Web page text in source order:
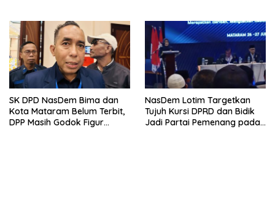
SK DPD NasDem Bima dan
Kota Mataram Belum Terbit,
DPP Masih Godok Figur
NasDem Lotim Targetkan
Tujuh Kursi DPRD dan Bidik
Jadi Partai Pemenang pada